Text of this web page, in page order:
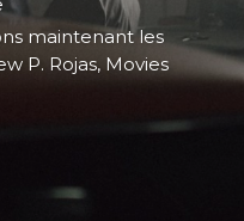
maintenant les
P. Rojas, Movies